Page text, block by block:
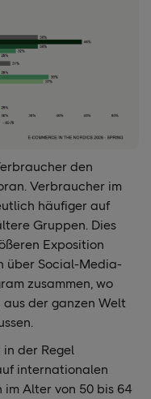
den
Verbraucher im
häufiger auf
Gruppen. Dies
Exposition
über Social-Media-
zusammen, wo
der ganzen Welt
der Regel
internationalen
Alter von 50 bis 64